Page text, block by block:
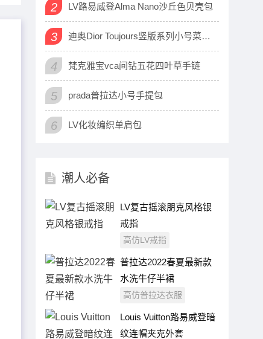
2 LV路易威登Alma Nano沙丘色贝壳包
3 迪奥Dior Toujours竖版系列小号菜篮子包
4 梵克雅宝vca间钻五花四叶草手链
5 prada普拉达小号手提包
6 LV化妆编织单肩包
潮人必备
LV复古摇滚朋克风格银
戒指
高仿LV戒指
普拉达2022春夏最新款
水洗牛仔半裙
高仿普拉达衣服
Louis Vuitton路易威登暗
纹连帽夹克外套